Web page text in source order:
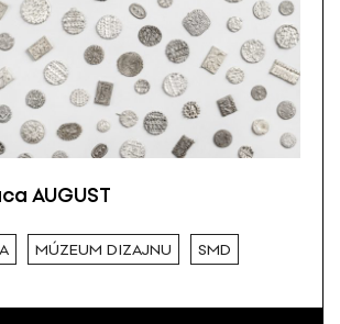
AUGUST
MÚZEUM DIZAJNU SMD